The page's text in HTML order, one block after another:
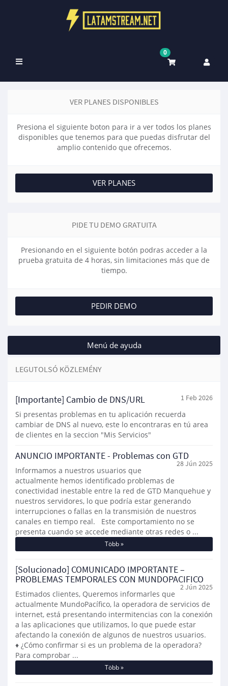
Váltás
navigációra
0
VER PLANES DISPONIBLES
Presiona el siguiente boton para ir a ver todos los planes
disponibles que tenemos para que puedas disfrutar del
amplio contenido que ofrecemos.
VER PLANES
PIDE TU DEMO GRATUITA
Presionando en el siguiente botón podras acceder a la
prueba gratuita de 4 horas, sin limitaciones más que de
tiempo.
PEDIR DEMO
Menú de ayuda
LEGUTOLSÓ KÖZLEMÉNY
[Importante] Cambio de DNS/URL 1 Feb 2026
Si presentas problemas en tu aplicación recuerda
cambiar de DNS al nuevo, este lo encontraras en tú area
de clientes en la seccion "Mis Servicios"
ANUNCIO IMPORTANTE - Problemas con GTD
28 Jún 2025
Informamos a nuestros usuarios que
actualmente hemos identificado problemas de
conectividad inestable entre la red de GTD Manquehue y
nuestros servidores, lo que podría estar generando
interrupciones o fallas en la transmisión de nuestros
canales en tiempo real. Este comportamiento no se
presenta cuando se accede mediante otras redes o ...
Több »
[Solucionado] COMUNICADO IMPORTANTE –
PROBLEMAS TEMPORALES CON MUNDOPACIFICO
2 Jún 2025
Estimados clientes, Queremos informarles que
actualmente MundoPacífico, la operadora de servicios de
internet, está presentando intermitencias con la conexión
a las aplicaciones que utilizamos, lo que puede estar
afectando la conexión de algunos de nuestros usuarios.
♦ ¿Cómo confirmar si es un problema de la operadora?
Para comprobar ...
Több »